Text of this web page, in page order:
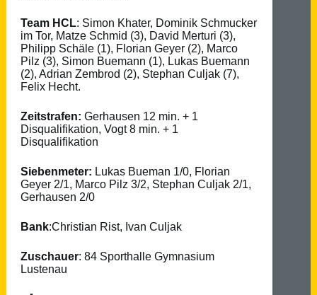
Team HCL: Simon Khater, Dominik Schmucker
im Tor, Matze Schmid (3), David Merturi (3),
Philipp Schäle (1), Florian Geyer (2), Marco
Pilz (3), Simon Buemann (1), Lukas Buemann
(2), Adrian Zembrod (2), Stephan Culjak (7),
Felix Hecht.
Zeitstrafen: Gerhausen 12 min. + 1
Disqualifikation, Vogt 8 min. + 1
Disqualifikation
Siebenmeter: Lukas Bueman 1/0, Florian
Geyer 2/1, Marco Pilz 3/2, Stephan Culjak 2/1,
Gerhausen 2/0
Bank:Christian Rist, Ivan Culjak
Zuschauer: 84 Sporthalle Gymnasium
Lustenau